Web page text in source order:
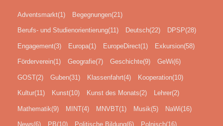
Adventsmarkt(1) Begegnungen(21)
Berufs- und Studienorientierung(11) Deutsch(22) DPSP(28)
Engagement(3) Europa(1) EuropeDirect(1) Exkursion(58)
Förderverein(1) Geografie(7) Geschichte(9) GeWi(6)
GOST(2) Guben(31) Klassenfahrt(4) Kooperation(10)
Kultur(11) Kunst(10) Kunst des Monats(2) Lehrer(2)
Mathematik(9) MINT(4) MNVBT(1) Musik(5) NaWi(16)
News(6) PB(10) Politische Bildung(6) Polnisch(16)